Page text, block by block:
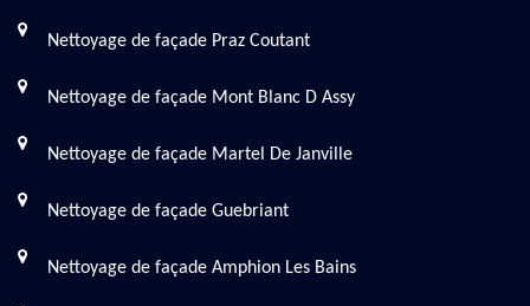
Nettoyage de façade Praz Coutant
Nettoyage de façade Mont Blanc D Assy
Nettoyage de façade Martel De Janville
Nettoyage de façade Guebriant
Nettoyage de façade Amphion Les Bains